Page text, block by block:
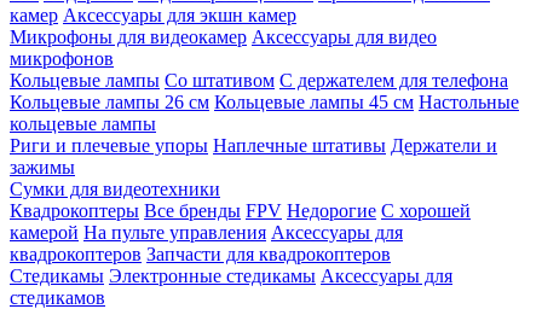
камер Аксессуары для экшн камер
Микрофоны для видеокамер Аксессуары для видео
микрофонов
Кольцевые лампы Со штативом C держателем для телефона
Кольцевые лампы 26 см Кольцевые лампы 45 см Настольные
кольцевые лампы
Риги и плечевые упоры Наплечные штативы Держатели и
зажимы
Сумки для видеотехники
Квадрокоптеры Все бренды FPV Недорогие С хорошей
камерой На пульте управления Аксессуары для
квадрокоптеров Запчасти для квадрокоптеров
Стедикамы Электронные стедикамы Аксессуары для
стедикамов